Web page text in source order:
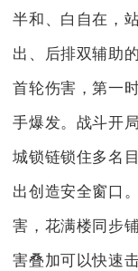
半和、白自在，
出、后排双辅助
首轮伤害，第一
手爆发。战斗开
城锁链锁住多名
出创造安全窗口
害，花满楼同步
害叠加可以快速